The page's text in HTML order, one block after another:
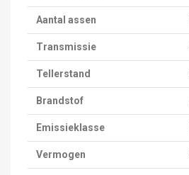
Aantal assen
Transmissie
Tellerstand
Brandstof
Emissieklasse
Vermogen